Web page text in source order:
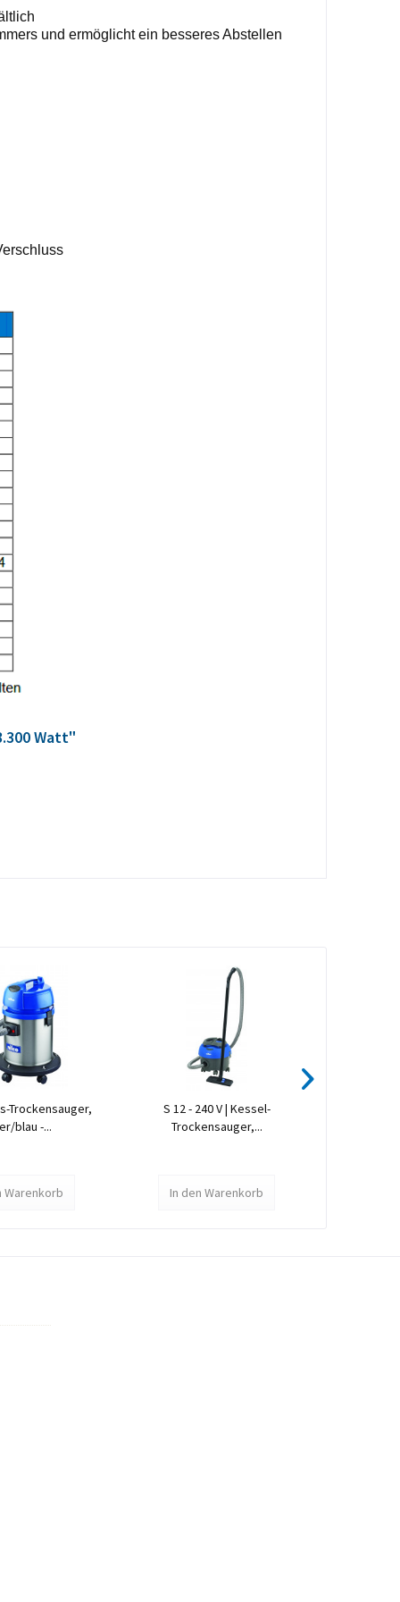
und ermöglicht ein besseres Abstellen
s
Watt"
Trockensauger,
blau -...
Warenkorb
S 12 - 240 V | Kessel-
Trockensauger,...
In den Warenkorb